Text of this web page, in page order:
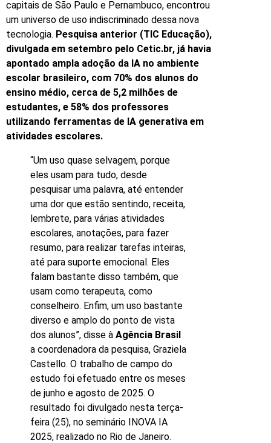
capitais de São Paulo e Pernambuco, encontrou
um universo de uso indiscriminado dessa nova
tecnologia. Pesquisa anterior (TIC Educação),
divulgada em setembro pelo Cetic.br, já havia
apontado ampla adoção da IA no ambiente
escolar brasileiro, com 70% dos alunos do
ensino médio, cerca de 5,2 milhões de
estudantes, e 58% dos professores
utilizando ferramentas de IA generativa em
atividades escolares.
“Um uso quase selvagem, porque
eles usam para tudo, desde
pesquisar uma palavra, até entender
uma dor que estão sentindo, receita,
lembrete, para várias atividades
escolares, anotações, para fazer
resumo, para realizar tarefas inteiras,
até para suporte emocional. Eles
falam bastante disso também, que
usam como terapeuta, como
conselheiro. Enfim, um uso bastante
diverso e amplo do ponto de vista
dos alunos”, disse à Agência Brasil
a coordenadora da pesquisa, Graziela
Castello. O trabalho de campo do
estudo foi efetuado entre os meses
de junho e agosto de 2025. O
resultado foi divulgado nesta terça-
feira (25), no seminário INOVA IA
2025, realizado no Rio de Janeiro.